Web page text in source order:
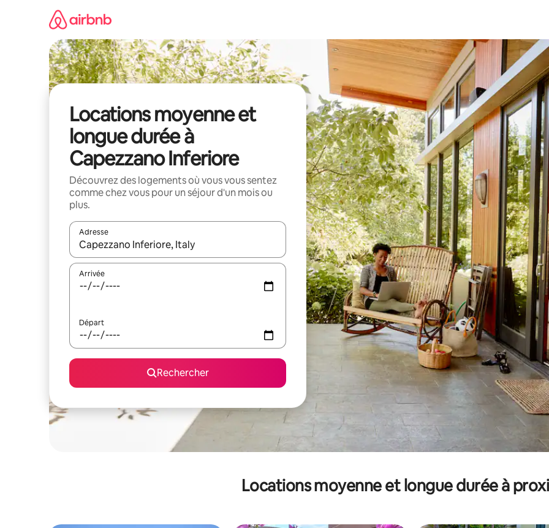
Locations moyenne et
longue durée à
Capezzano Inferiore
Découvrez des logements où vous vous sentez
comme chez vous pour un séjour d'un mois ou
plus.
Adresse
Lorsque les résultats s'affichent, utilisez les flèches vers le haut et vers le bas pour les parcourir ou en appuyant et en
Arrivée
Départ
Rechercher
Locations moyenne et longue durée à